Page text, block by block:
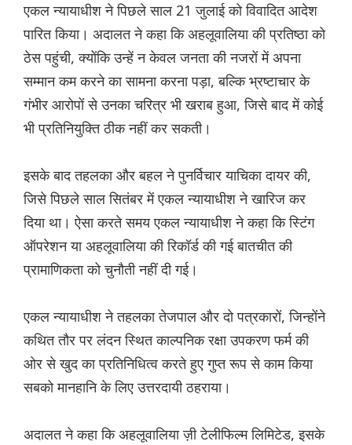
एकल न्यायाधीश ने पिछले साल 21 जुलाई को विवादित आदेश
पारित किया। अदालत ने कहा कि अहलूवालिया की प्रतिष्ठा को
ठेस पहुंची, क्योंकि उन्हें न केवल जनता की नजरों में अपना
सम्मान कम करने का सामना करना पड़ा, बल्कि भ्रष्टाचार के
गंभीर आरोपों से उनका चरित्र भी खराब हुआ, जिसे बाद में कोई
भी प्रतिनियुक्ति ठीक नहीं कर सकती।
इसके बाद तहलका और बहल ने पुनर्विचार याचिका दायर की,
जिसे पिछले साल सितंबर में एकल न्यायाधीश ने खारिज कर
दिया था। ऐसा करते समय एकल न्यायाधीश ने कहा कि स्टिंग
ऑपरेशन या अहलूवालिया की रिकॉर्ड की गई बातचीत की
प्रामाणिकता को चुनौती नहीं दी गई।
एकल न्यायाधीश ने तहलका तेजपाल और दो पत्रकारों, जिन्होंने
कथित तौर पर लंदन स्थित काल्पनिक रक्षा उपकरण फर्म की
ओर से खुद का प्रतिनिधित्व करते हुए गुप्त रूप से काम किया
सबको मानहानि के लिए उत्तरदायी ठहराया।
अदालत ने कहा कि अहलूवालिया ज़ी टेलीफिल्म लिमिटेड, इसके